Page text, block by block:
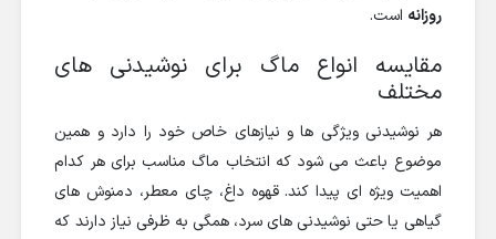
روزانه است.
مقایسه انواع ماگ برای نوشیدنی های
مختلف
هر نوشیدنی ویژگی ها و نیازهای خاص خود را دارد و همین
موضوع باعث می شود که انتخاب ماگ مناسب برای هر کدام
اهمیت ویژه ای پیدا کند. قهوه داغ، چای معطر، دمنوش های
گیاهی یا حتی نوشیدنی های سرد، همگی به ظرفی نیاز دارند که